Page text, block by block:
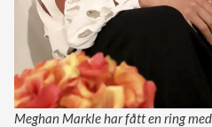
Meghan Markle har fått en ring